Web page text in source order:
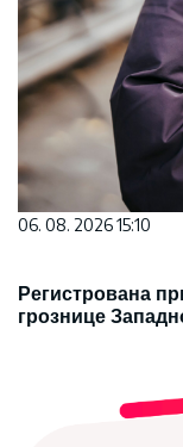
06. 08. 2026 15:10
Регистрована
грознице